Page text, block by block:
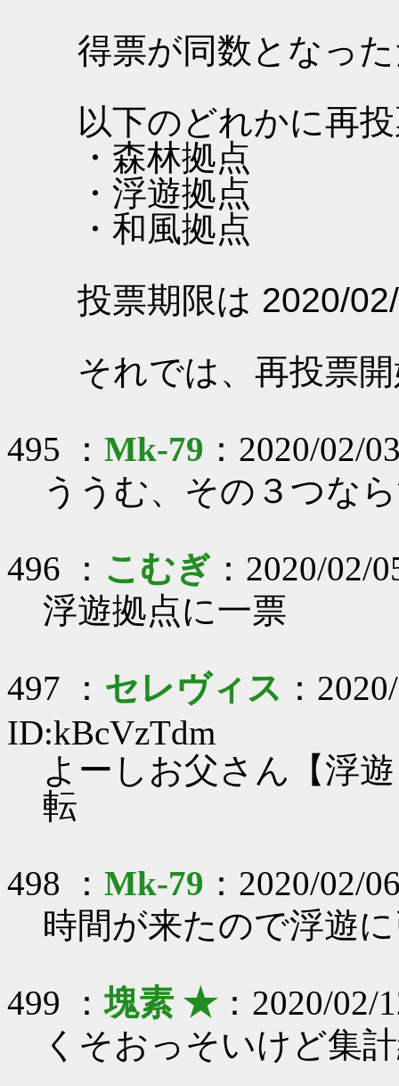
得票が同数となっ
以下のどれかに再
・森林拠点
・浮遊拠点
・和風拠点
投票期限は 2020/
それでは、再投票開
495 ： Mk-79 ：2020/02/
ううむ、その３つな
496 ： こむぎ ：2020/02/
浮遊拠点に一票
497 ： セレヴィス ：
ID:kBcVzTdm
よーしお父さん【浮
転
498 ： Mk-79 ：2020/02/
時間が来たので浮遊
499 ：塊素 ★：2020/02/
くそおっそいけど集